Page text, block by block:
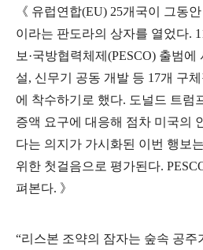
《 유럽연합(EU) 25개국이 그동
이라는 판도라의 상자를 열었다.
보 ·국방협력체제 (PESCO) 출범에
설, 신무기 공동 개발 등 17개 구
에 착수하기로 했다. 도널드 트럼
증액 요구에 대응해 점차 미국의
다는 의지가 가시화된 이번 행보는
위한 첫걸음으로 평가된다.
펴본다. 》
“리스본 조약의 잠자는 숲속 공주